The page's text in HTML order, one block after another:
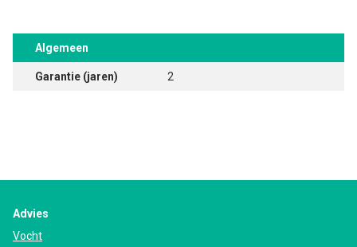
Algemeen
Garantie (jaren) 2
Advies
Vocht